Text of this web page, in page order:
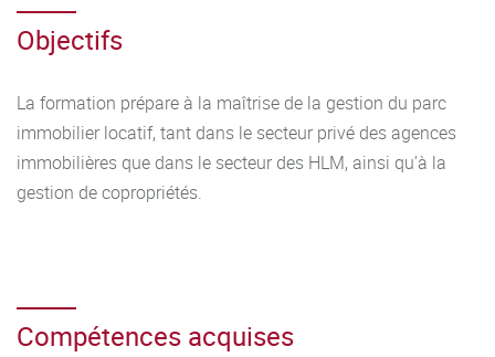
Objectifs
La formation prépare à la maîtrise de la gestion du parc
immobilier locatif, tant dans le secteur privé des agences
immobilières que dans le secteur des HLM, ainsi qu’à la
gestion de copropriétés.
Compétences acquises